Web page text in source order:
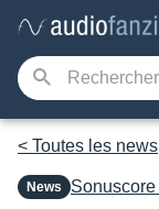
< Toutes les news
News Sonuscore